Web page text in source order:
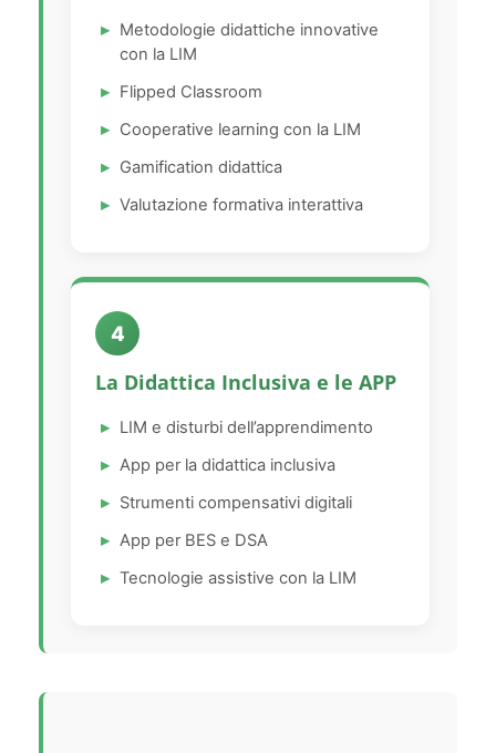
Metodologie didattiche innovative
con la LIM
Flipped Classroom
Cooperative learning con la LIM
Gamification didattica
Valutazione formativa interattiva
4
La Didattica Inclusiva e le APP
LIM e disturbi dell’apprendimento
App per la didattica inclusiva
Strumenti compensativi digitali
App per BES e DSA
Tecnologie assistive con la LIM